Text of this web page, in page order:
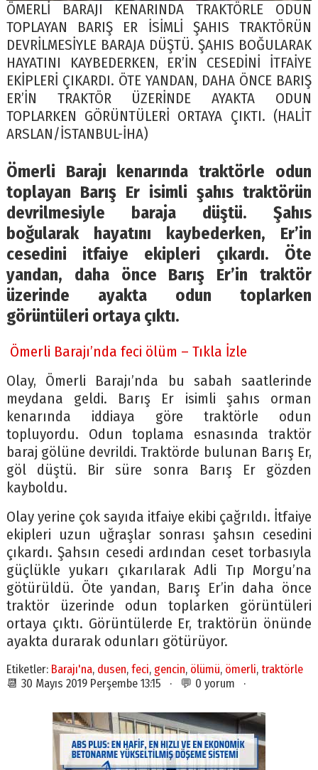
ÖMERLİ BARAJI KENARINDA TRAKTÖRLE ODUN
TOPLAYAN BARIŞ ER İSİMLİ ŞAHIS TRAKTÖRÜN
DEVRİLMESİYLE BARAJA DÜŞTÜ. ŞAHIS BOĞULARAK
HAYATINI KAYBEDERKEN, ER’İN CESEDİNİ İTFAİYE
EKİPLERİ ÇIKARDI. ÖTE YANDAN, DAHA ÖNCE BARIŞ
ER’İN TRAKTÖR ÜZERİNDE AYAKTA ODUN
TOPLARKEN GÖRÜNTÜLERİ ORTAYA ÇIKTI. (HALİT
ARSLAN/İSTANBUL-İHA)
Ömerli Barajı kenarında traktörle odun
toplayan Barış Er isimli şahıs traktörün
devrilmesiyle baraja düştü. Şahıs
boğularak hayatını kaybederken, Er’in
cesedini itfaiye ekipleri çıkardı. Öte
yandan, daha önce Barış Er’in traktör
üzerinde ayakta odun toplarken
görüntüleri ortaya çıktı.
Ömerli Barajı’nda feci ölüm – Tıkla İzle
Olay, Ömerli Barajı’nda bu sabah saatlerinde
meydana geldi. Barış Er isimli şahıs orman
kenarında iddiaya göre traktörle odun
topluyordu. Odun toplama esnasında traktör
baraj gölüne devrildi. Traktörde bulunan Barış Er,
göl düştü. Bir süre sonra Barış Er gözden
kayboldu.
Olay yerine çok sayıda itfaiye ekibi çağrıldı. İtfaiye
ekipleri uzun uğraşlar sonrası şahsın cesedini
çıkardı. Şahsın cesedi ardından ceset torbasıyla
güçlükle yukarı çıkarılarak Adli Tıp Morgu’na
götürüldü. Öte yandan, Barış Er’in daha önce
traktör üzerinde odun toplarken görüntüleri
ortaya çıktı. Görüntülerde Er, traktörün önünde
ayakta durarak odunları götürüyor.
Etiketler: Barajı'na, dusen, feci, gencin, ölümü, ömerli, traktörle
📆 30 Mayıs 2019 Perşembe 13:15 · 💬 0 yorum ·